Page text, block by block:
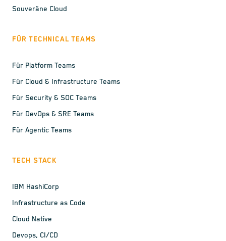
Souveräne Cloud
FÜR TECHNICAL TEAMS
Für Platform Teams
Für Cloud & Infrastructure Teams
Für Security & SOC Teams
Für DevOps & SRE Teams
Für Agentic Teams
TECH STACK
IBM HashiCorp
Infrastructure as Code
Cloud Native
Devops, CI/CD